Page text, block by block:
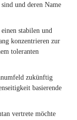
und deren Name
stabilen und
konzentrieren zur
toleranten
zukünftig
basierende
vertrete möchte